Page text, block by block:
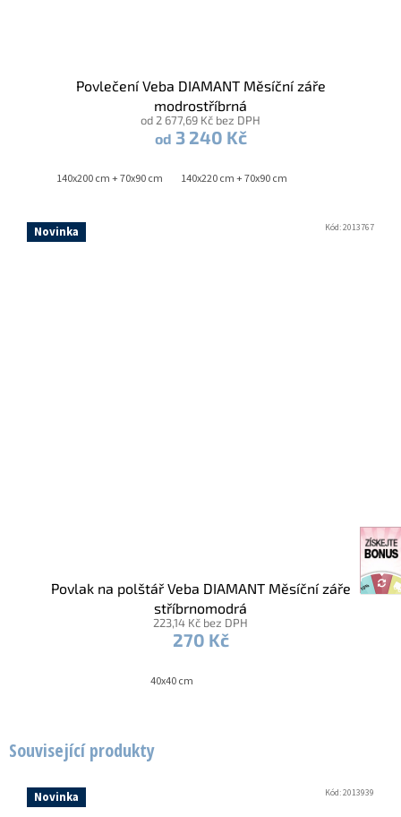
Související produkty
Novinka Kód:2013939
Povlečení Veba DIAMANT Měsíční záře
modrostříbrná
od 2 677,69 Kč bez DPH
od 3 240 Kč
140x200 cm + 70x90 cm 140x220 cm + 70x90 cm
Novinka
Povlak na polštář Veba DIAMANT Měsíční záře
stříbrnomodrá
223,14 Kč bez DPH
270 Kč
40x40 cm
Kód:2013767